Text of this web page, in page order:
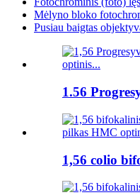
Mėlyno bloko
Pusiau baigtas
1.56
1,56 colio